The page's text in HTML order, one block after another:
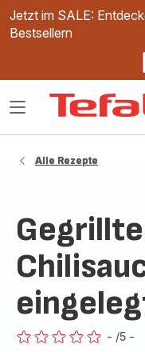
Jetzt im SALE:
Bestsellern
Das
Alle Rezepte
- /5 -